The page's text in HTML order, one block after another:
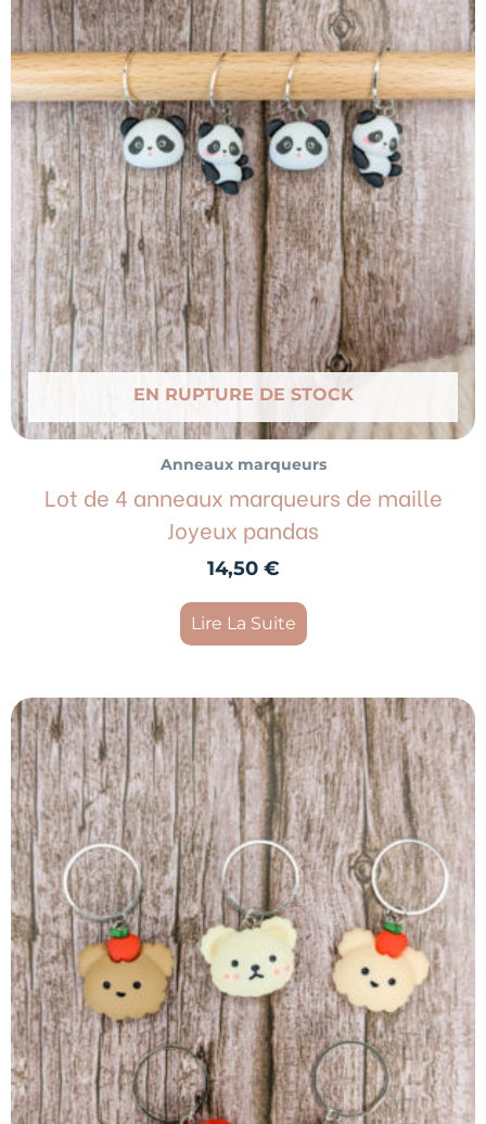
EN RUPTURE DE STOCK
Anneaux marqueurs
Lot de 4 anneaux marqueurs de maille
Joyeux pandas
14,50 €
Lire La Suite